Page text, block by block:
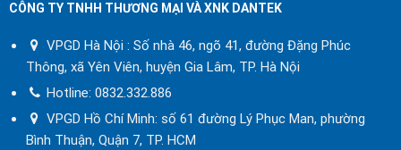
CÔNG TY TNHH THƯƠNG MẠI VÀ XNK DANTEK
VPGD Hà Nội : Số nhà 46, ngõ 41, đường Đặng Phúc
Thông, xã Yên Viên, huyện Gia Lâm, TP. Hà Nội
Hotline:0832.332.886
VPGD Hồ Chí Minh: số 61 đường Lý Phục Man, phường
Bình Thuận, Quận 7, TP. HCM